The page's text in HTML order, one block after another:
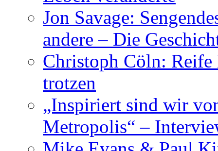
Jon Savage:
andere – Die
Christoph Cöln:
trotzen
„Inspiriert sind wir
Metropolis“ –